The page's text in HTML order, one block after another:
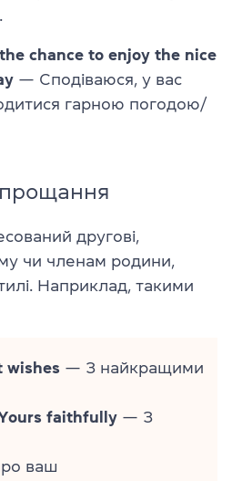
chance to enjoy the nice
— Сподіваюся, у вас
гарною погодою/
другові,
чи членам родини,
Наприклад, такими
wishes — З найкращими
faithfully — З
ваш